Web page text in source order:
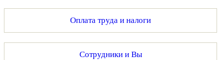
Оплата труда и налоги
Сотрудники и Вы